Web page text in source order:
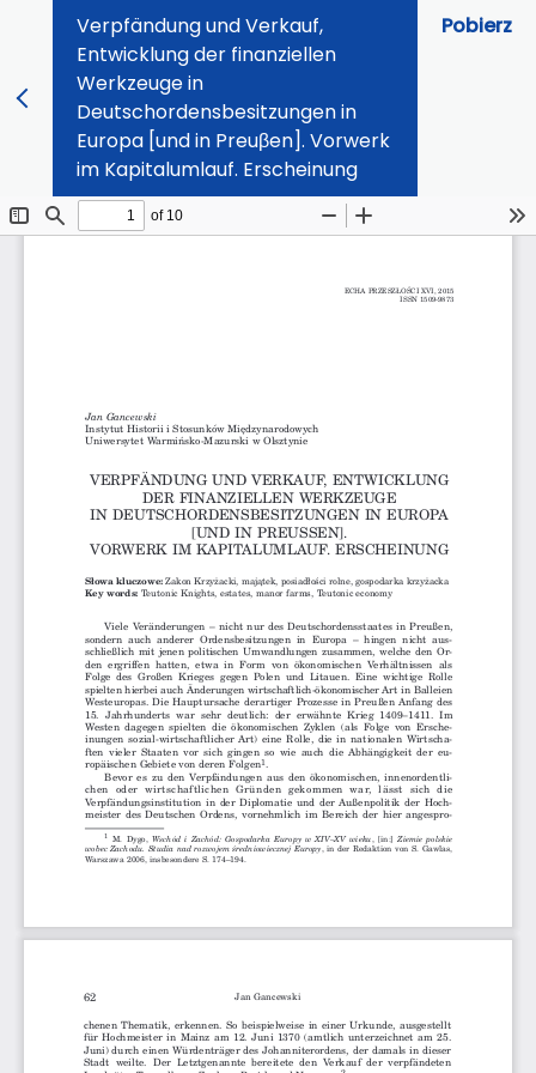
Verpfändung und Verkauf,
Entwicklung der finanziellen
Werkzeuge in
Deutschordensbesitzungen in
Europa [und in Preuβen]. Vorwerk
im Kapitalumlauf. Erscheinung
Pobierz